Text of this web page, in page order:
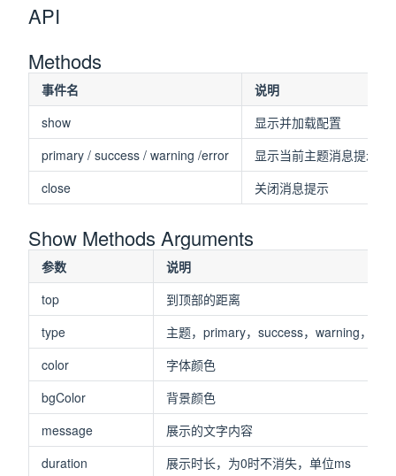
API
Methods
事件名
说明
show
显示并加载配置
primary / success / warning /error
显示当前主题消息提示
close
关闭消息提示
Show Methods Arguments
参数
说明
top
到顶部的距离
type
主题，primary，success，warning，
color
字体颜色
bgColor
背景颜色
message
展示的文字内容
duration
展示时长，为0时不消失，单位ms